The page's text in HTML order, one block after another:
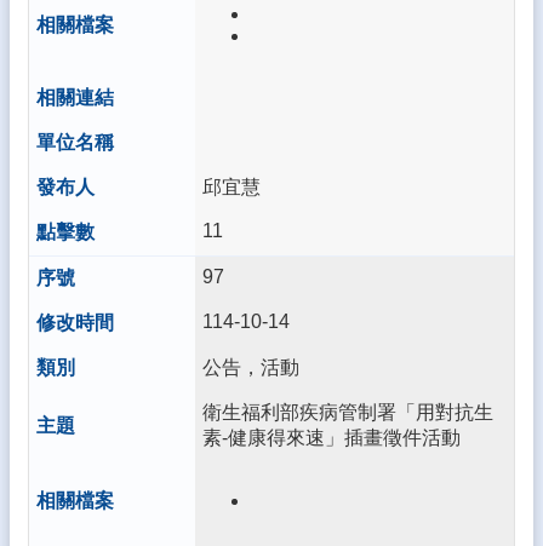
邱宜慧
11
97
114-10-14
公告，活動
衛生福利部疾病管制署「用對抗生
素-健康得來速」插畫徵件活動